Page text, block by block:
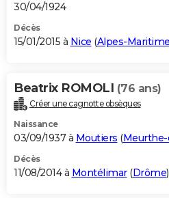
30/04/1924
Décès
15/01/2015 à Nice (Alpes-
Beatrix ROMOLI (76 ans)
Créer une cagnotte obsèques
Naissance
03/09/1937 à Moutiers (
Décès
11/08/2014 à Montélimar(Drôme)